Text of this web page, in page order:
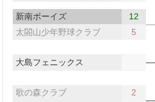
新南ボーイズ
12
太閤山少年野球クラブ
5
大島フェニックス
歌の森クラブ
2